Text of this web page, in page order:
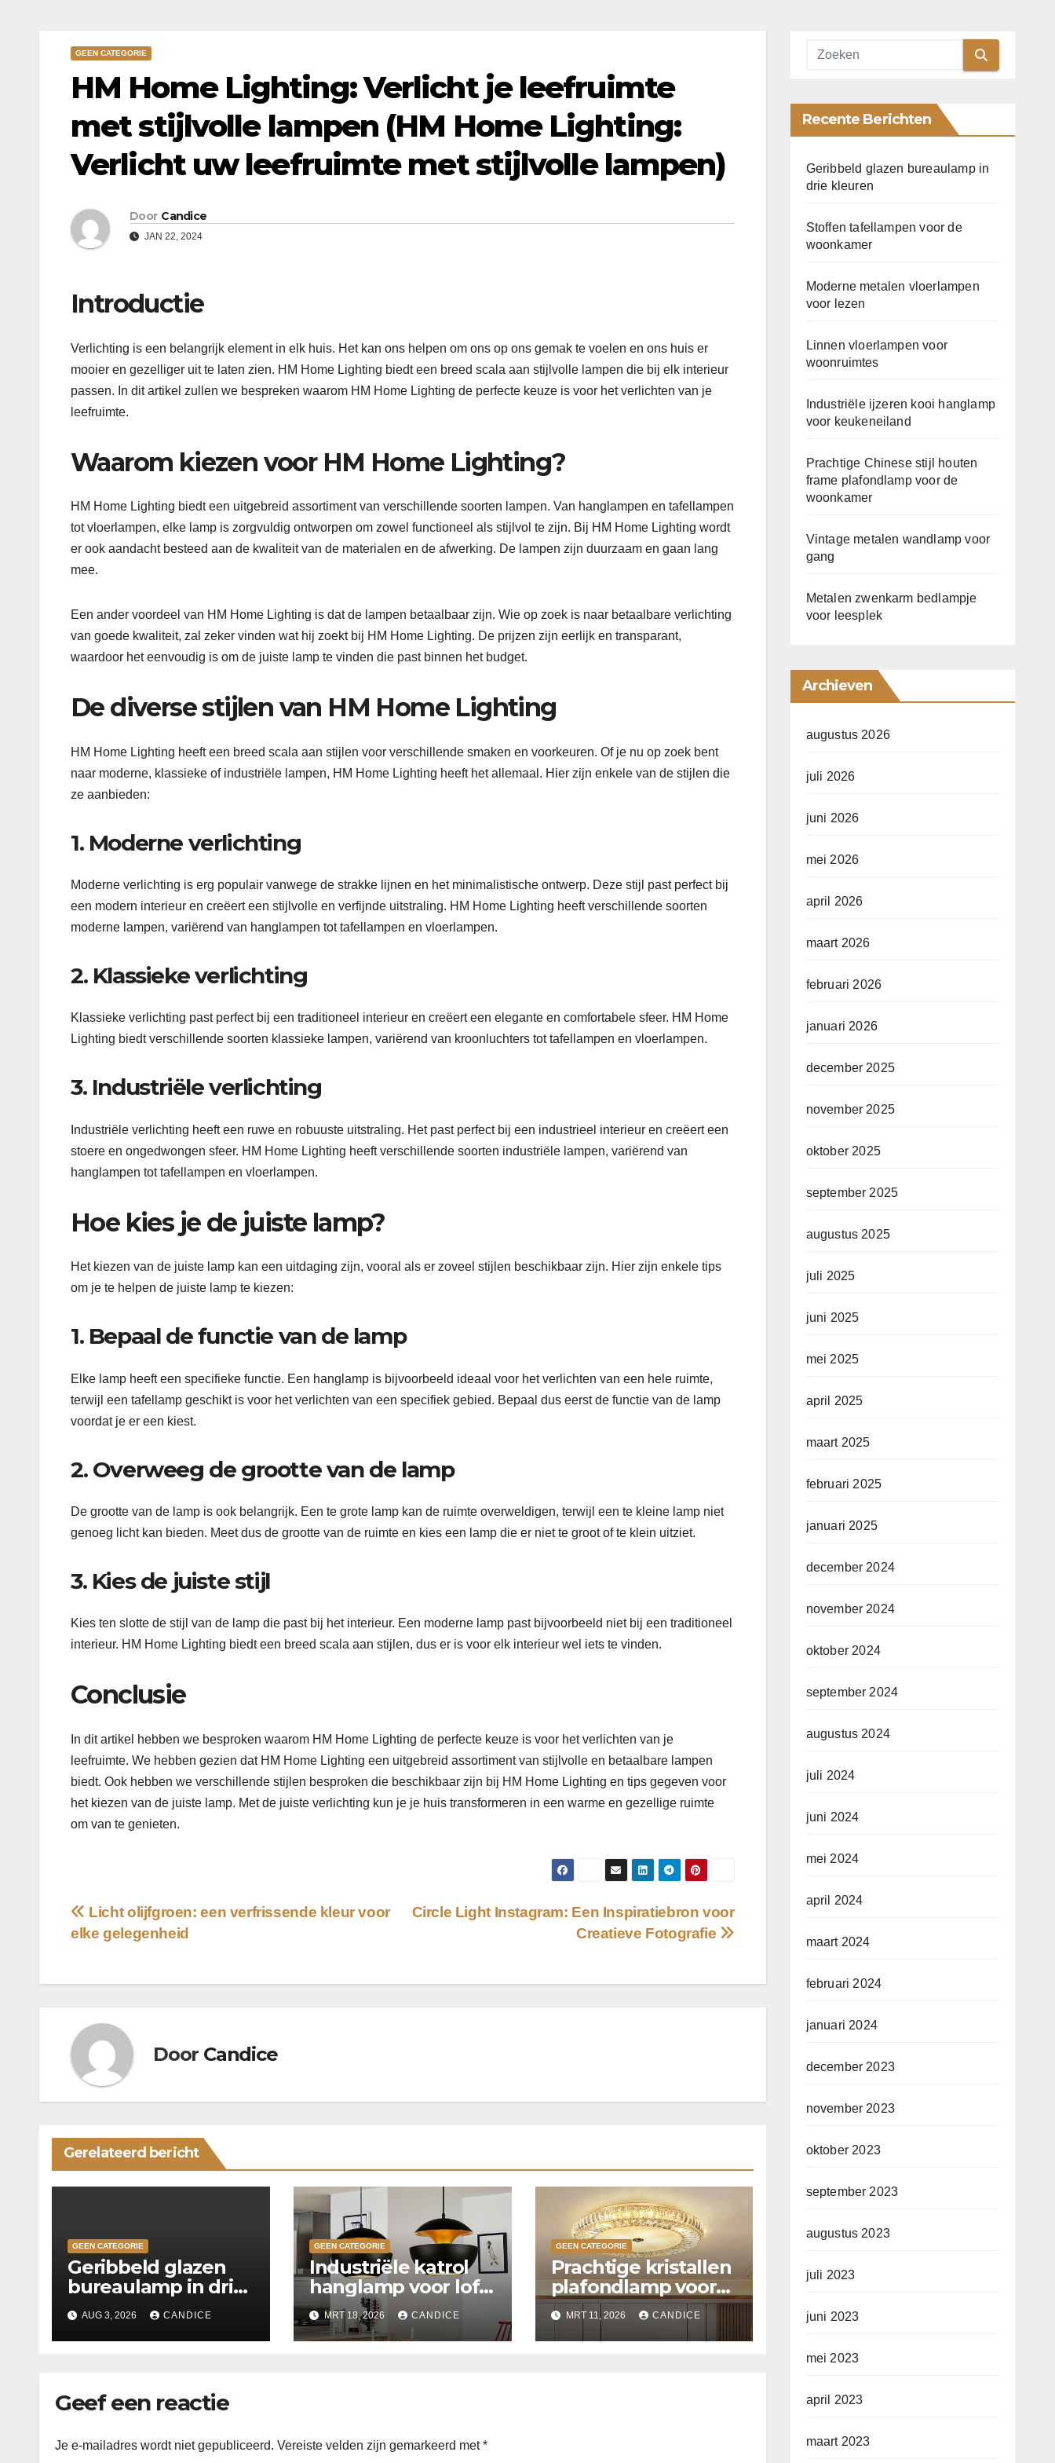
GEEN CATEGORIE
HM Home Lighting: Verlicht je leefruimte
met stijlvolle lampen (HM Home Lighting:
Verlicht uw leefruimte met stijlvolle lampen)
Door Candice
JAN 22, 2024
Introductie
Verlichting is een belangrijk element in elk huis. Het kan ons helpen om ons op ons gemak te voelen en ons huis er
mooier en gezelliger uit te laten zien. HM Home Lighting biedt een breed scala aan stijlvolle lampen die bij elk interieur
passen. In dit artikel zullen we bespreken waarom HM Home Lighting de perfecte keuze is voor het verlichten van je
leefruimte.
Waarom kiezen voor HM Home Lighting?
HM Home Lighting biedt een uitgebreid assortiment van verschillende soorten lampen. Van hanglampen en tafellampen
tot vloerlampen, elke lamp is zorgvuldig ontworpen om zowel functioneel als stijlvol te zijn. Bij HM Home Lighting wordt
er ook aandacht besteed aan de kwaliteit van de materialen en de afwerking. De lampen zijn duurzaam en gaan lang
mee.
Een ander voordeel van HM Home Lighting is dat de lampen betaalbaar zijn. Wie op zoek is naar betaalbare verlichting
van goede kwaliteit, zal zeker vinden wat hij zoekt bij HM Home Lighting. De prijzen zijn eerlijk en transparant,
waardoor het eenvoudig is om de juiste lamp te vinden die past binnen het budget.
De diverse stijlen van HM Home Lighting
HM Home Lighting heeft een breed scala aan stijlen voor verschillende smaken en voorkeuren. Of je nu op zoek bent
naar moderne, klassieke of industriële lampen, HM Home Lighting heeft het allemaal. Hier zijn enkele van de stijlen die
ze aanbieden:
1. Moderne verlichting
Moderne verlichting is erg populair vanwege de strakke lijnen en het minimalistische ontwerp. Deze stijl past perfect bij
een modern interieur en creëert een stijlvolle en verfijnde uitstraling. HM Home Lighting heeft verschillende soorten
moderne lampen, variërend van hanglampen tot tafellampen en vloerlampen.
2. Klassieke verlichting
Klassieke verlichting past perfect bij een traditioneel interieur en creëert een elegante en comfortabele sfeer. HM Home
Lighting biedt verschillende soorten klassieke lampen, variërend van kroonluchters tot tafellampen en vloerlampen.
3. Industriële verlichting
Industriële verlichting heeft een ruwe en robuuste uitstraling. Het past perfect bij een industrieel interieur en creëert een
stoere en ongedwongen sfeer. HM Home Lighting heeft verschillende soorten industriële lampen, variërend van
hanglampen tot tafellampen en vloerlampen.
Hoe kies je de juiste lamp?
Het kiezen van de juiste lamp kan een uitdaging zijn, vooral als er zoveel stijlen beschikbaar zijn. Hier zijn enkele tips
om je te helpen de juiste lamp te kiezen:
1. Bepaal de functie van de lamp
Elke lamp heeft een specifieke functie. Een hanglamp is bijvoorbeeld ideaal voor het verlichten van een hele ruimte,
terwijl een tafellamp geschikt is voor het verlichten van een specifiek gebied. Bepaal dus eerst de functie van de lamp
voordat je er een kiest.
2. Overweeg de grootte van de lamp
De grootte van de lamp is ook belangrijk. Een te grote lamp kan de ruimte overweldigen, terwijl een te kleine lamp niet
genoeg licht kan bieden. Meet dus de grootte van de ruimte en kies een lamp die er niet te groot of te klein uitziet.
3. Kies de juiste stijl
Kies ten slotte de stijl van de lamp die past bij het interieur. Een moderne lamp past bijvoorbeeld niet bij een traditioneel
interieur. HM Home Lighting biedt een breed scala aan stijlen, dus er is voor elk interieur wel iets te vinden.
Conclusie
In dit artikel hebben we besproken waarom HM Home Lighting de perfecte keuze is voor het verlichten van je
leefruimte. We hebben gezien dat HM Home Lighting een uitgebreid assortiment van stijlvolle en betaalbare lampen
biedt. Ook hebben we verschillende stijlen besproken die beschikbaar zijn bij HM Home Lighting en tips gegeven voor
het kiezen van de juiste lamp. Met de juiste verlichting kun je je huis transformeren in een warme en gezellige ruimte
om van te genieten.
Bericht
navigatie
Circle Light Instagram: Een Inspiratiebron voor
Creatieve Fotografie
Licht olijfgroen: een verfrissende kleur voor
elke gelegenheid
Door Candice
Gerelateerd bericht
GEEN CATEGORIE
Geribbeld glazen
bureaulamp in drie
kleuren
AUG 3, 2026 CANDICE
GEEN CATEGORIE
Industriële katrol
hanglamp voor loft
keuken
MRT 18, 2026 CANDICE
GEEN CATEGORIE
Prachtige kristallen
plafondlamp voor
slaapkamer
MRT 11, 2026 CANDICE
Geef een reactie
Je e-mailadres wordt niet gepubliceerd. Vereiste velden zijn gemarkeerd met*
Recente Berichten
Geribbeld glazen bureaulamp in
drie kleuren
Stoffen tafellampen voor de
woonkamer
Moderne metalen vloerlampen
voor lezen
Linnen vloerlampen voor
woonruimtes
Industriële ijzeren kooi hanglamp
voor keukeneiland
Prachtige Chinese stijl houten
frame plafondlamp voor de
woonkamer
Vintage metalen wandlamp voor
gang
Metalen zwenkarm bedlampje
voor leesplek
Archieven
augustus 2026
juli 2026
juni 2026
mei 2026
april 2026
maart 2026
februari 2026
januari 2026
december 2025
november 2025
oktober 2025
september 2025
augustus 2025
juli 2025
juni 2025
mei 2025
april 2025
maart 2025
februari 2025
januari 2025
december 2024
november 2024
oktober 2024
september 2024
augustus 2024
juli 2024
juni 2024
mei 2024
april 2024
maart 2024
februari 2024
januari 2024
december 2023
november 2023
oktober 2023
september 2023
augustus 2023
juli 2023
juni 2023
mei 2023
april 2023
maart 2023